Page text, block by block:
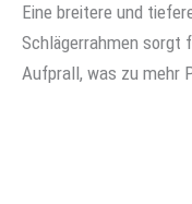
Eine breitere und
Schlägerrahmen sorgt
Aufprall, was zu mehr